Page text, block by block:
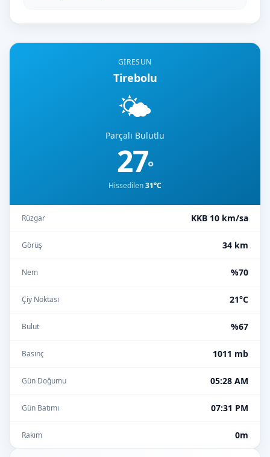
GIRESUN
Tirebolu
🌤️
Parçalı Bulutlu
27°
Hissedilen31°C
Rüzgar KKB 10 km/sa
Görüş 34 km
Nem %70
Çiy Noktası 21°C
Bulut %67
Basınç 1011 mb
Gün Doğumu 05:28 AM
Gün Batımı 07:31 PM
Rakım 0m